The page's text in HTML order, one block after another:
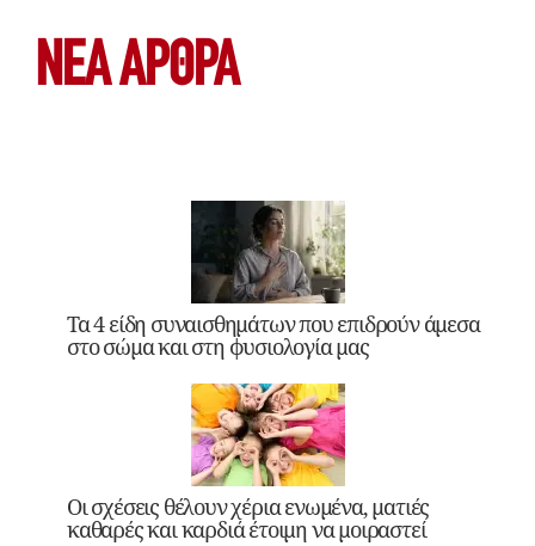
ΝΕΑ ΆΡΘΡΑ
Τα 4 είδη συναισθημάτων που επιδρούν άμεσα
στο σώμα και στη φυσιολογία μας
Οι σχέσεις θέλουν χέρια ενωμένα, ματιές
καθαρές και καρδιά έτοιμη να μοιραστεί